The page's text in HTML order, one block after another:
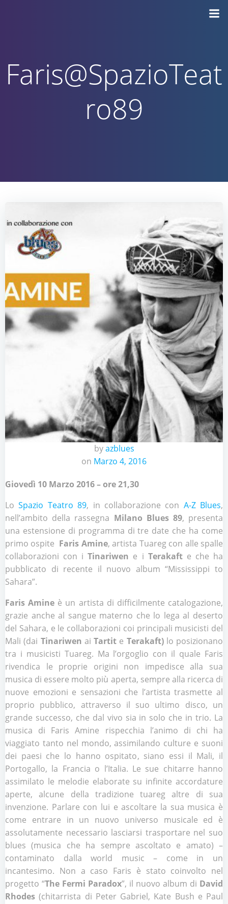
Faris@SpazioTeat
ro89
byazblues
on Marzo 4, 2016
Giovedì 10 Marzo 2016 – ore 21,30
LoSpazio Teatro 89, in collaborazione con A-Z Blues,
nell’ambito della rassegna Milano Blues 89, presenta
una estensione di programma di tre date che ha come
primo ospite Faris Amine, artista Tuareg con alle spalle
collaborazioni con iTinariwen e i Terakafte che ha
pubblicato di recente il nuovo album “Mississippi to
Sahara”.
Faris Amine è un artista di difficilmente catalogazione,
grazie anche al sangue materno che lo lega al deserto
del Sahara, e le collaborazioni coi principali musicisti del
Mali (dai Tinariwen ai Tartit e Terakaft)lo posizionano
tra i musicisti Tuareg. Ma l’orgoglio con il quale Faris
rivendica le proprie origini non impedisce alla sua
musica di essere molto più aperta, sempre alla ricerca di
nuove emozioni e sensazioni che l’artista trasmette al
proprio pubblico, attraverso il suo ultimo disco, un
grande successo, che dal vivo sia in solo che in trio. La
musica di Faris Amine rispecchia l’animo di chi ha
viaggiato tanto nel mondo, assimilando culture e suoni
dei paesi che lo hanno ospitato, siano essi il Mali, il
Portogallo, la Francia o l’Italia. Le sue chitarre hanno
assimilato le melodie elaborate su infinite accordature
aperte, alcune della tradizione tuareg altre di sua
invenzione. Parlare con lui e ascoltare la sua musica è
come entrare in un nuovo universo musicale ed è
assolutamente necessario lasciarsi trasportare nel suo
blues (musica che ha sempre ascoltato e amato) –
contaminato dalla world music – come in un
incantesimo. Non a caso Faris è stato coinvolto nel
progetto “The Fermi Paradox”, il nuovo album di David
Rhodes (chitarrista di Peter Gabriel, Kate Bush e Paul